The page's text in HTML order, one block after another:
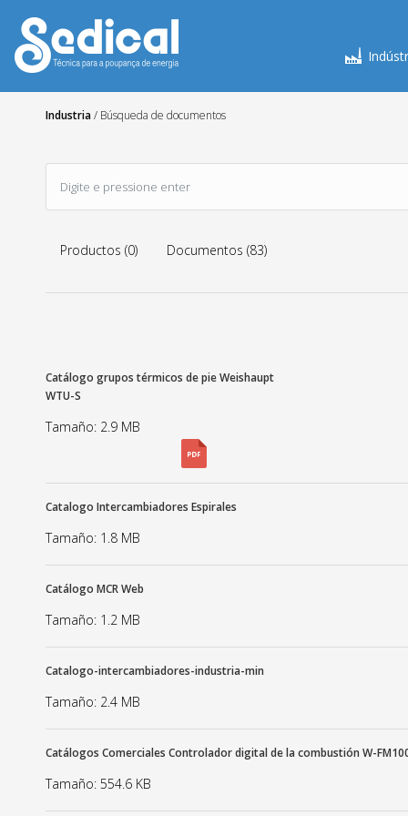
Industria/ Búsqueda de documentos
Productos (0) Documentos (83)
Catálogo grupos térmicos de pie Weishaupt
WTU-S
Tamaño: 2.9 MB
Catalogo Intercambiadores Espirales
Tamaño: 1.8 MB
Catálogo MCR Web
Tamaño: 1.2 MB
Catalogo-intercambiadores-industria-min
Tamaño: 2.4 MB
Catálogos Comerciales Controlador digital de la combustión W-
Tamaño: 554.6 KB